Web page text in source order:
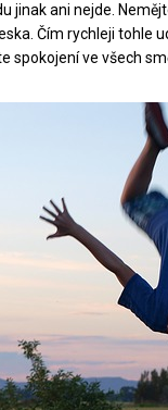
jinak ani nejde.
Čím rychleji tohle
spokojení ve všech